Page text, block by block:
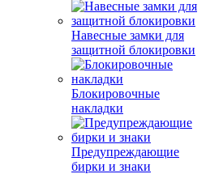
Навесные замки для
защитной блокировки
Блокировочные
накладки
Предупреждающие
бирки и знаки